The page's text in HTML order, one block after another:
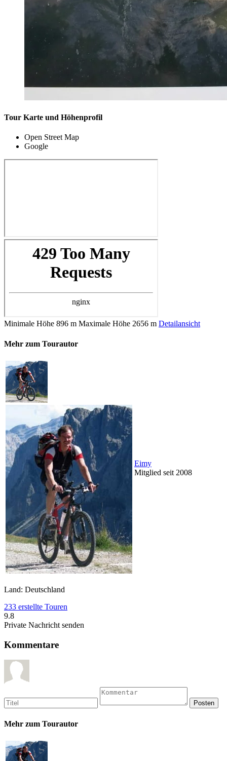
Tour Karte und Höhenprofil
Open Street Map
Google
Minimale Höhe 896 m Maximale Höhe 2656 m Detailansicht
Mehr zum Tourautor
Eimy
Mitglied seit 2008
Land: Deutschland
233 erstellte Touren
9.8
Private Nachricht senden
Kommentare
Mehr zum Tourautor